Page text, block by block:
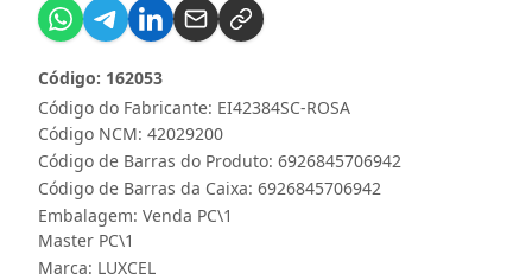
Código do Fabricante: EI42384SC-ROSA
Código: 162053
Código NCM: 42029200
Código de Barras do Produto: 6926845706942
Código de Barras da Caixa: 6926845706942
Embalagem: Venda PC\1
Master PC\1
Marca: LUXCEL